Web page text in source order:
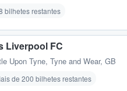
bilhetes restantes
Liverpool FC
Upon Tyne, Tyne and Wear, GB
de 200 bilhetes restantes